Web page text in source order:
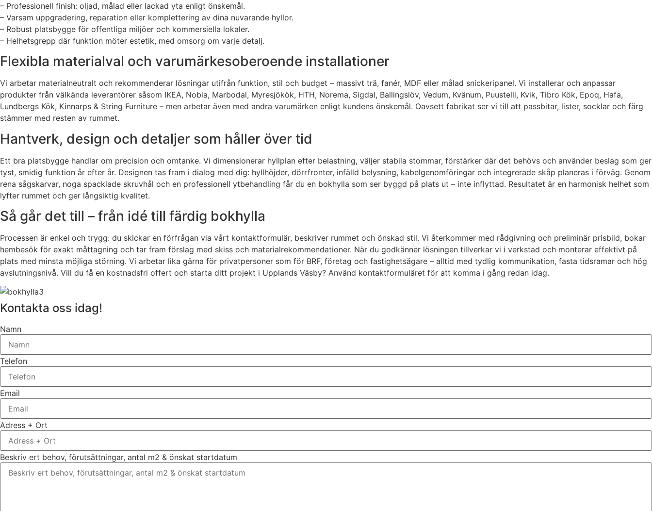
– Professionell finish: oljad, målad eller lackad yta enligt önskemål.
– Varsam uppgradering, reparation eller komplettering av dina nuvarande hyllor.
– Robust platsbygge för offentliga miljöer och kommersiella lokaler.
– Helhetsgrepp där funktion möter estetik, med omsorg om varje detalj.
Flexibla materialval och varumärkesoberoende installationer
Vi arbetar materialneutralt och rekommenderar lösningar utifrån funktion, stil och budget – massivt trä, fanér, MDF eller målad snickeripanel. Vi installerar och anpassar
produkter från välkända leverantörer såsom IKEA, Nobia, Marbodal, Myresjökök, HTH, Norema, Sigdal, Ballingslöv, Vedum, Kvänum, Puustelli, Kvik, Tibro Kök, Epoq, Hafa,
Lundbergs Kök, Kinnarps & String Furniture – men arbetar även med andra varumärken enligt kundens önskemål. Oavsett fabrikat ser vi till att passbitar, lister, socklar och färg
stämmer med resten av rummet.
Hantverk, design och detaljer som håller över tid
Ett bra platsbygge handlar om precision och omtanke. Vi dimensionerar hyllplan efter belastning, väljer stabila stommar, förstärker där det behövs och använder beslag som ger
tyst, smidig funktion år efter år. Designen tas fram i dialog med dig: hyllhöjder, dörrfronter, infälld belysning, kabelgenomföringar och integrerade skåp planeras i förväg. Genom
rena sågskarvar, noga spacklade skruvhål och en professionell ytbehandling får du en bokhylla som ser byggd på plats ut – inte inflyttad. Resultatet är en harmonisk helhet som
lyfter rummet och ger långsiktig kvalitet.
Så går det till – från idé till färdig bokhylla
Processen är enkel och trygg: du skickar en förfrågan via vårt kontaktformulär, beskriver rummet och önskad stil. Vi återkommer med rådgivning och preliminär prisbild, bokar
hembesök för exakt måttagning och tar fram förslag med skiss och materialrekommendationer. När du godkänner lösningen tillverkar vi i verkstad och monterar effektivt på
plats med minsta möjliga störning. Vi arbetar lika gärna för privatpersoner som för BRF, företag och fastighetsägare – alltid med tydlig kommunikation, fasta tidsramar och hög
avslutningsnivå. Vill du få en kostnadsfri offert och starta ditt projekt i Upplands Väsby? Använd kontaktformuläret för att komma i gång redan idag.
Kontakta oss idag!
Namn
Telefon
Email
Adress + Ort
Beskriv ert behov, förutsättningar, antal m2 & önskat startdatum